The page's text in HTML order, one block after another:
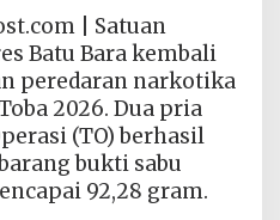
| Satuan
Batu Bara kembali
peredaran narkotika
2026. Dua pria
(TO) berhasil
bukti sabu
92,28 gram.